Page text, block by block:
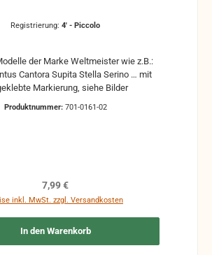
Registrierung: 4' - Piccolo
der Marke Weltmeister wie z.B.:
Markierung, siehe Bilder
Produktnummer: 701-0161-02
Regulärer Preis:
7,99 €
inkl. MwSt. zzgl. Versandkosten
In den Warenkorb